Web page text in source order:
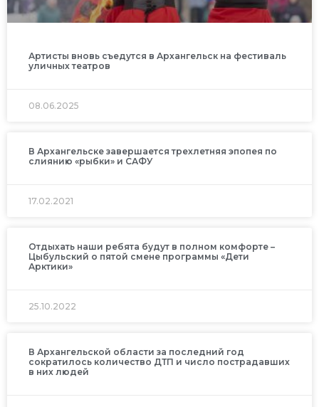
Артисты вновь съедутся в Архангельск на фестиваль
уличных театров
08.06.2025
В Архангельске завершается трехлетняя эпопея по
слиянию «рыбки» и САФУ
17.02.2021
Отдыхать наши ребята будут в полном комфорте –
Цыбульский о пятой смене программы «Дети
Арктики»
25.10.2022
В Архангельской области за последний год
сократилось количество ДТП и число пострадавших
в них людей